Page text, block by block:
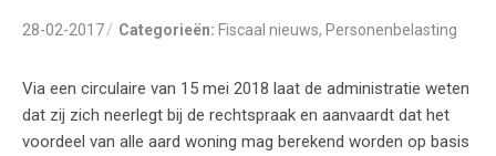
28-02-2017 Categorieën: Fiscaal nieuws, Personenbelasting
Via een circulaire van 15 mei 2018 laat de administratie weten
dat zij zich neerlegt bij de rechtspraak en aanvaardt dat het
voordeel van alle aard woning mag berekend worden op basis